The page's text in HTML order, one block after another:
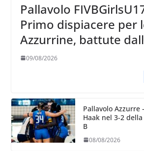
Pallavolo
Primo dispiacere per
Azzurrine, battute
3-1
09/08/2026
Pallavolo Azzurre
Haak nel 3-2 della
B
08/08/2026